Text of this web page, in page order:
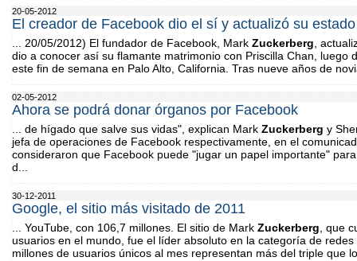
20-05-2012
El creador de Facebook dio el sí y actualizó su
... 20/05/2012) El fundador de Facebook, Mark Zuckerberg ,
dio a conocer así su flamante matrimonio con Priscilla Chan, luego
este fin de semana en Palo Alto, California. Tras nueve años de
02-05-2012
Ahora se podrá donar órganos por Facebook
... de hígado que salve sus vidas", explican Mark Zuckerberg y
jefa de operaciones de Facebook respectivamente, en el
consideraron que Facebook puede "jugar un papel importante"
d...
30-12-2011
Google, el sitio más visitado de 2011
... YouTube, con 106,7 millones. El sitio de Mark Zuckerberg , que
usuarios en el mundo, fue el líder absoluto en la categoría de
millones de usuarios únicos al mes representan más del triple que